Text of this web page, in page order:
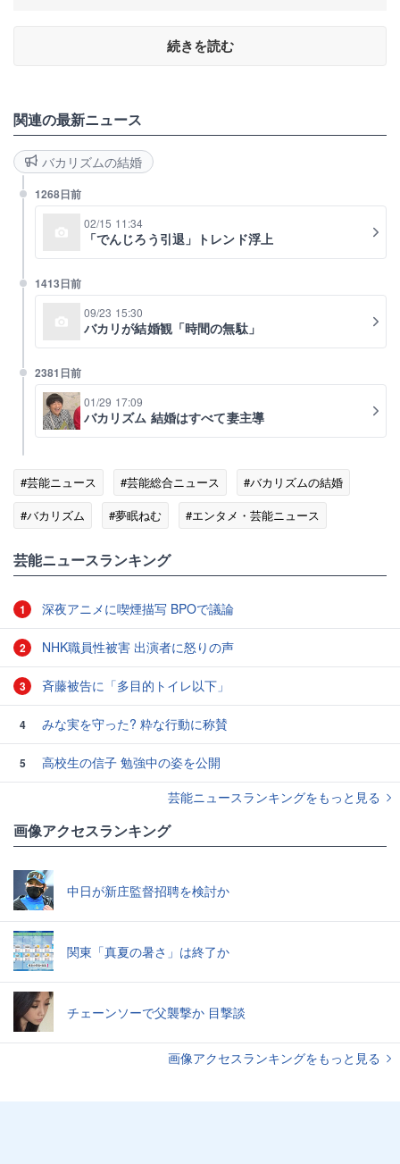
続きを読む
関連の最新ニュース
バカリズムの結婚
1268日前
02/15 11:34
「でんじろう引退」トレンド浮上
1413日前
09/23 15:30
バカリが結婚観「時間の無駄」
2381日前
01/29 17:09
バカリズム 結婚はすべて妻主導
#芸能ニュース #芸能総合ニュース
#バカリズムの結婚
#バカリズム
#夢眠ねむ #エンタメ・芸能ニュース
芸能ニュースランキング
1 深夜アニメに喫煙描写 BPOで議論
2 NHK職員性被害 出演者に怒りの声
3 斉藤被告に「多目的トイレ以下」
4 みな実を守った? 粋な行動に称賛
5
高校生の信子 勉強中の姿を公開
芸能ニュースランキングをもっと見る
画像アクセスランキング
中日が新庄監督招聘を検討か
関東「真夏の暑さ」は終了か
チェーンソーで父襲撃か 目撃談
画像アクセスランキングをもっと見る